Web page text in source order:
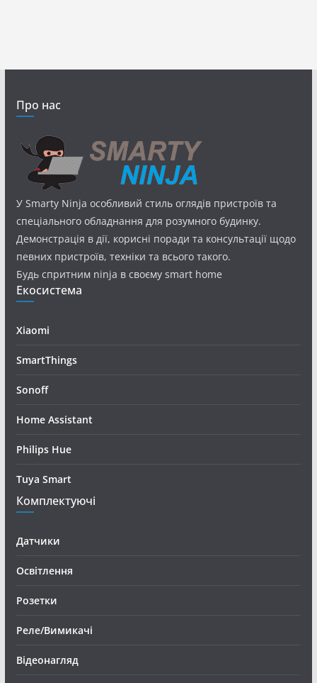
Про нас
У Smarty Ninja особливий стиль оглядів пристроїв та
спеціального обладнання для розумного будинку.
Демонстрація в дії, корисні поради та консультації щодо
певних пристроїв, техніки та всього такого.
Будь спритним ninja в своєму smart home
Екосистема
Xiaomi
SmartThings
Sonoff
Home Assistant
Philips Hue
Tuya Smart
Комплектуючі
Датчики
Освітлення
Розетки
Реле/Вимикачі
Відеонагляд